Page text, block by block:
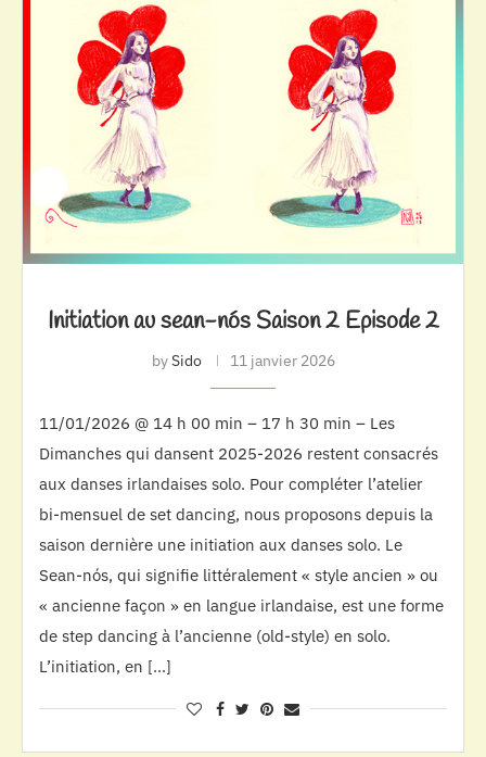
Initiation au sean-nós Saison 2 Episode 2
bySido 11 janvier 2026
11/01/2026 @ 14 h 00 min – 17 h 30 min – Les
Dimanches qui dansent 2025-2026 restent consacrés
aux danses irlandaises solo. Pour compléter l’atelier
bi-mensuel de set dancing, nous proposons depuis la
saison dernière une initiation aux danses solo. Le
Sean-nós, qui signifie littéralement « style ancien » ou
« ancienne façon » en langue irlandaise, est une forme
de step dancing à l’ancienne (old-style) en solo.
L’initiation, en […]